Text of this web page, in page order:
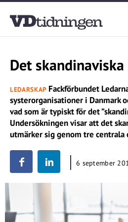
Det
LEDARSKAP Fackförbundet
systerorganisationer i Danmark
vad som är typiskt för det
Undersökningen visar att det
utmärker sig genom tre centrala
6 september